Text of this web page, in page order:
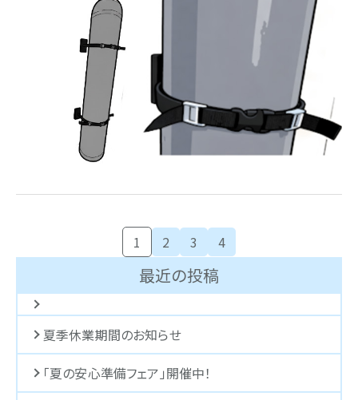
1 2 3 4
最近の投稿
夏季休業期間のお知らせ
「夏の安心準備フェア」開催中！